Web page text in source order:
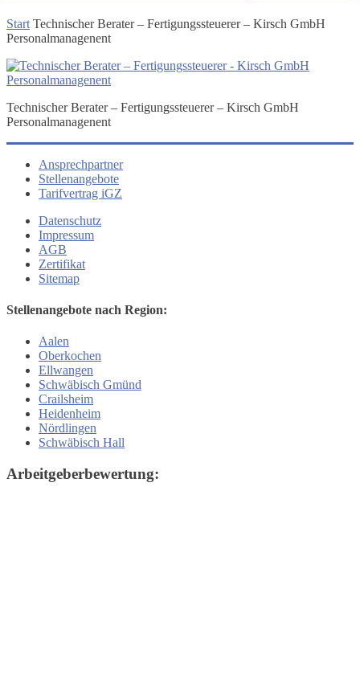
Start Technischer Berater – Fertigungs­steuerer – Kirsch GmbH
Personalmanagenent
Technischer Berater – Fertigungs­steuerer – Kirsch GmbH
Personalmanagenent
Ansprechpartner
Stellenangebote
Tarifvertrag iGZ
Datenschutz
Impressum
AGB
Zertifikat
Sitemap
Stellenangebote nach Region:
Aalen
Oberkochen
Ellwangen
Schwäbisch Gmünd
Crailsheim
Heidenheim
Nördlingen
Schwäbisch Hall
Arbeitgeberbewertung: